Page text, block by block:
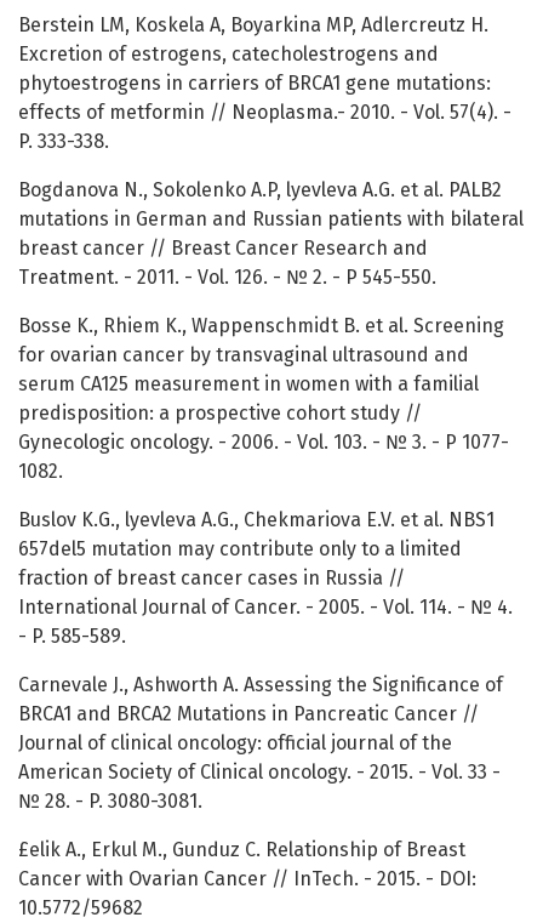
Berstein LM, Koskela A, Boyarkina MP, Adlercreutz H.
Excretion of estrogens, catecholestrogens and
phytoestrogens in carriers of BRCA1 gene mutations:
effects of metformin // Neoplasma.- 2010. - Vol. 57(4). -
P. 333-338.
Bogdanova N., Sokolenko A.P, lyevleva A.G. et al. PALB2
mutations in German and Russian patients with bilateral
breast cancer // Breast Cancer Research and
Treatment. - 2011. - Vol. 126. - № 2. - P 545-550.
Bosse K., Rhiem K., Wappenschmidt B. et al. Screening
for ovarian cancer by transvaginal ultrasound and
serum CA125 measurement in women with a familial
predisposition: a prospective cohort study //
Gynecologic oncology. - 2006. - Vol. 103. - № 3. - P 1077-
1082.
Buslov K.G., lyevleva A.G., Chekmariova E.V. et al. NBS1
657del5 mutation may contribute only to a limited
fraction of breast cancer cases in Russia //
International Journal of Cancer. - 2005. - Vol. 114. - № 4.
- P. 585-589.
Carnevale J., Ashworth A. Assessing the Significance of
BRCA1 and BRCA2 Mutations in Pancreatic Cancer //
Journal of clinical oncology: official journal of the
American Society of Clinical oncology. - 2015. - Vol. 33 -
№ 28. - P. 3080-3081.
£elik A., Erkul M., Gunduz C. Relationship of Breast
Cancer with Ovarian Cancer // InTech. - 2015. - DOI:
10.5772/59682